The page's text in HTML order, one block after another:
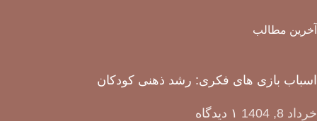
آخرین مطالب
اسباب بازی های فکری: رشد ذهنی کودکان
خرداد 8, 1404 ۱ دیدگاه